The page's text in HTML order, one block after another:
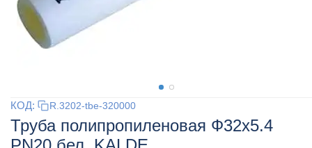
КОД: R.3202-tbe-320000
Труба полипропиленовая Ф32x5.4